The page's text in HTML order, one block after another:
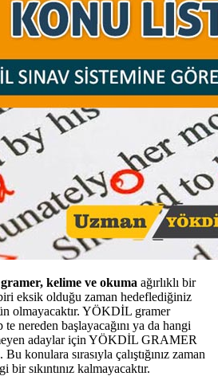
gramer, kelime ve okuma ağırlıklı bir
eksik olduğu zaman hedeflediğiniz
olmayacaktır. YÖKDİL gramer
nereden başlayacağını ya da hangi
adaylar için YÖKDİL GRAMER
konulara sırasıyla çalıştığınız zaman
sıkıntınız kalmayacaktır.